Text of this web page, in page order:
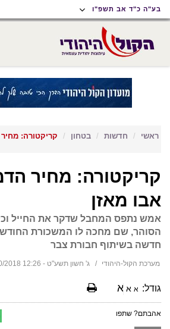
תפריט
נגישות
תפריט
ראשי
תוכן
ראשי
בע"ה כ"ד אב תשפ"ו
ראשי חדשות בטחון קריקטורה:
קריקטורה: מחיר
אבו מאזן
אמש נתפס המחבל שדקר את החייל
הסוהר, שם מחכה לו המשכורת
חדשה בשיתוף חבורת צבר
מערכת הקול-היהודי ג' חשון תשע"ט - 12:26 12/10/2018
גודל: א א א
אהבתם? שתפו